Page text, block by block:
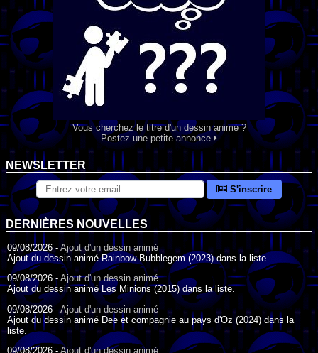
Vous cherchez le titre d'un dessin animé ?
Postez une petite annonce
NEWSLETTER
S'inscrire
DERNIÈRES NOUVELLES
09/08/2026 -Ajout d'un dessin animé
Ajout du dessin animé Rainbow Bubblegem (2023) dans la liste.
09/08/2026 - Ajout d'un dessin animé
Ajout du dessin animé Les Minions (2015) dans la liste.
09/08/2026 -Ajout d'un dessin animé
Ajout du dessin animé Dee et compagnie au pays d'Oz (2024) dans la
liste.
09/08/2026 - Ajout d'un dessin animé